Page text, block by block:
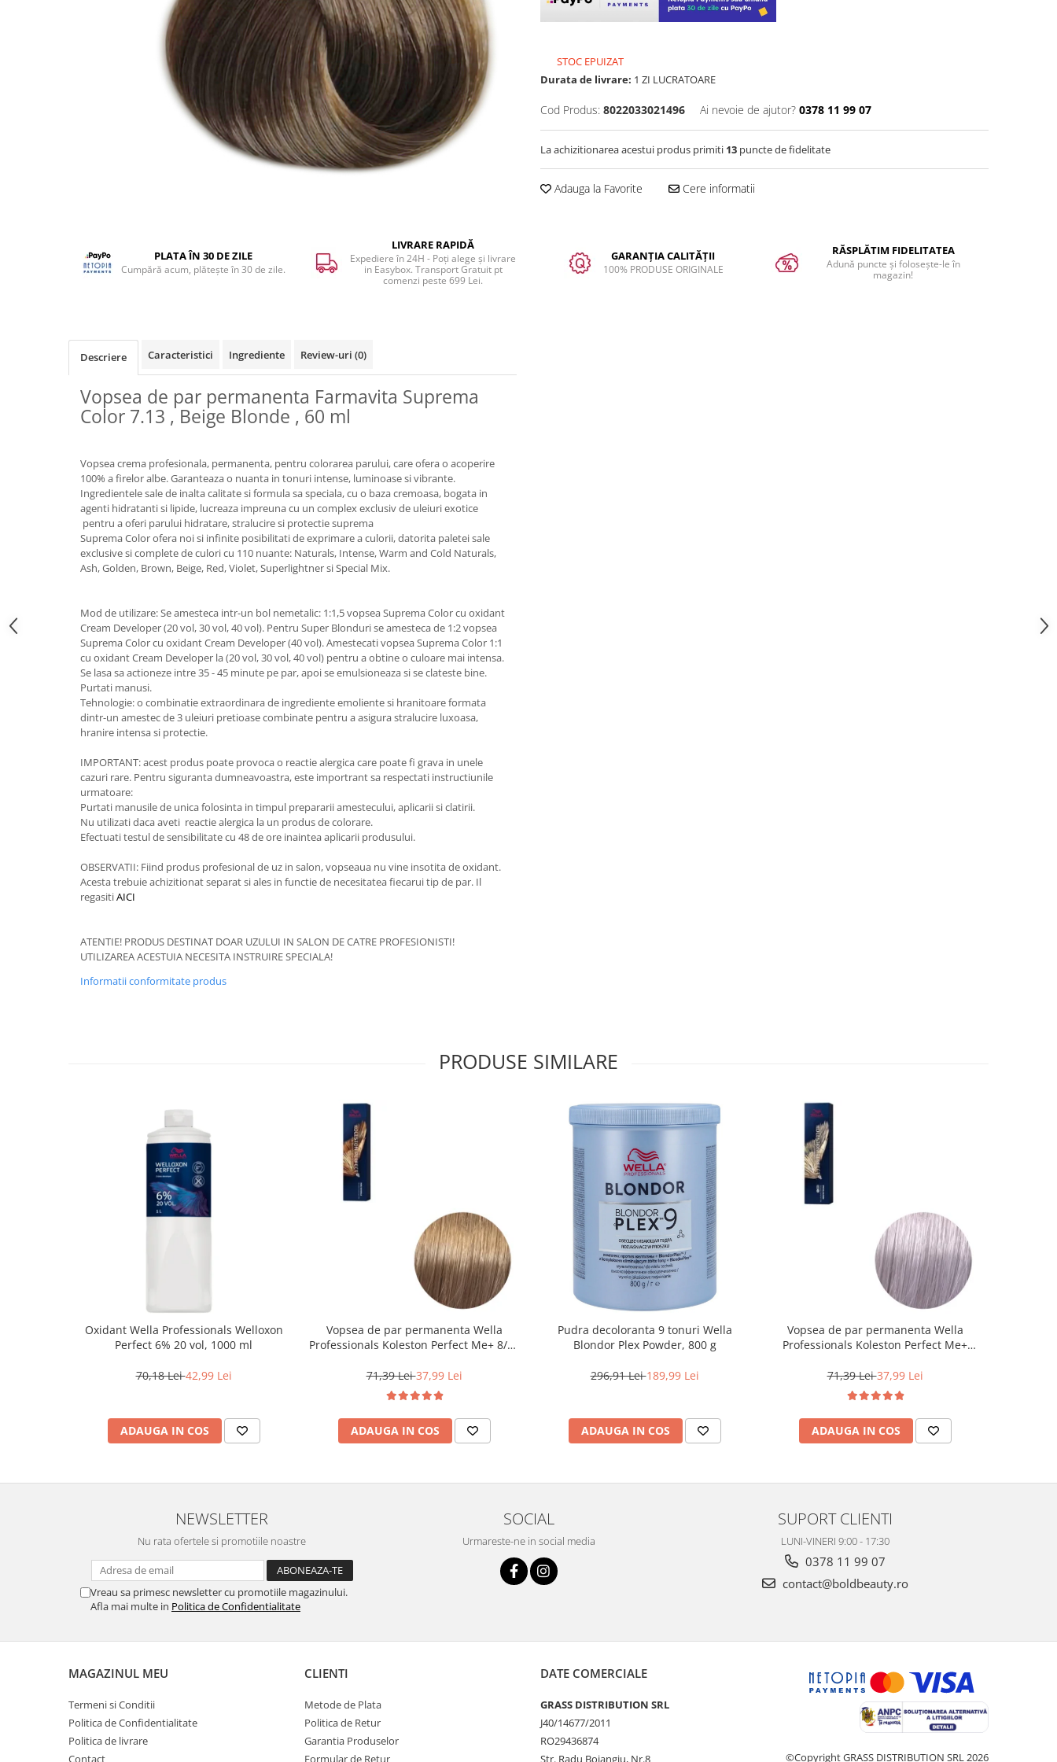
STOC EPUIZAT
Durata de livrare: 1 ZI LUCRATOARE
Cod Produs: 8022033021496 Ai nevoie de ajutor? 0378 11 99 07
La achizitionarea acestui produs primiti 13 puncte de fidelitate
Adauga la Favorite Cere informatii
PLATA ÎN 30 DE ZILE
Cumpără acum, plătește în 30 de zile.
LIVRARE RAPIDĂ
Expediere în 24H - Poți alege și livrare
in Easybox. Transport Gratuit pt
comenzi peste 699 Lei.
GARANȚIA CALITĂȚII
100% PRODUSE ORIGINALE
RĂSPLĂTIM FIDELITATEA
Adună puncte și folosește-le în
magazin!
Descriere Caracteristici Ingrediente Review-uri (0)
Vopsea de par permanenta Farmavita Suprema
Color 7.13 , Beige Blonde , 60 ml
Vopsea crema profesionala, permanenta, pentru colorarea parului, care ofera o acoperire
100% a firelor albe. Garanteaza o nuanta in tonuri intense, luminoase si vibrante.
Ingredientele sale de inalta calitate si formula sa speciala, cu o baza cremoasa, bogata in
agenti hidratanti si lipide, lucreaza impreuna cu un complex exclusiv de uleiuri exotice
pentru a oferi parului hidratare, stralucire si protectie suprema
Suprema Color ofera noi si infinite posibilitati de exprimare a culorii, datorita paletei sale
exclusive si complete de culori cu 110 nuante: Naturals, Intense, Warm and Cold Naturals,
Ash, Golden, Brown, Beige, Red, Violet, Superlightner si Special Mix.
Mod de utilizare: Se amesteca intr-un bol nemetalic: 1:1,5 vopsea Suprema Color cu oxidant
Cream Developer (20 vol, 30 vol, 40 vol). Pentru Super Blonduri se amesteca de 1:2 vopsea
Suprema Color cu oxidant Cream Developer (40 vol). Amestecati vopsea Suprema Color 1:1
cu oxidant Cream Developer la (20 vol, 30 vol, 40 vol) pentru a obtine o culoare mai intensa.
Se lasa sa actioneze intre 35 - 45 minute pe par, apoi se emulsioneaza si se clateste bine.
Purtati manusi.
Tehnologie: o combinatie extraordinara de ingrediente emoliente si hranitoare formata
dintr-un amestec de 3 uleiuri pretioase combinate pentru a asigura stralucire luxoasa,
hranire intensa si protectie.
IMPORTANT: acest produs poate provoca o reactie alergica care poate fi grava in unele
cazuri rare. Pentru siguranta dumneavoastra, este importrant sa respectati instructiunile
urmatoare:
Purtati manusile de unica folosinta in timpul prepararii amestecului, aplicarii si clatirii.
Nu utilizati daca aveti reactie alergica la un produs de colorare.
Efectuati testul de sensibilitate cu 48 de ore inaintea aplicarii produsului.
OBSERVATII: Fiind produs profesional de uz in salon, vopseaua nu vine insotita de oxidant.
Acesta trebuie achizitionat separat si ales in functie de necesitatea fiecarui tip de par. Il
regasitiAICI
ATENTIE! PRODUS DESTINAT DOAR UZULUI IN SALON DE CATRE PROFESIONISTI!
UTILIZAREA ACESTUIA NECESITA INSTRUIRE SPECIALA!
Informatii conformitate produs
PRODUSE SIMILARE
Oxidant Wella Professionals Welloxon
Perfect 6% 20 vol, 1000 ml
70,18 Lei42,99 Lei
ADAUGA IN COS
Vopsea de par permanenta Wella
Professionals Koleston Perfect Me+ 8/0 ,
71,39 Lei37,99 Lei
ADAUGA IN COS
Pudra decoloranta 9 tonuri Wella
Blondor Plex Powder, 800 g
296,91 Lei189,99 Lei
ADAUGA IN COS
Vopsea de par permanenta Wella
Professionals Koleston Perfect Me+
60 ml
71,39 Lei37,99 Lei
ADAUGA IN COS
NEWSLETTER
Nu rata ofertele si promotiile noastre
Vreau sa primesc newsletter cu promotiile magazinului.
Afla mai multe in Politica de Confidentialitate
SOCIAL
Urmareste-ne in social media
SUPORT CLIENTI
LUNI-VINERI 9:00 - 17:30
0378 11 99 07
contact@boldbeauty.ro
MAGAZINUL MEU
Termeni si Conditii
Politica de Confidentialitate
Politica de livrare
CLIENTI
Metode de Plata
Politica de Retur
Garantia Produselor
DATE COMERCIALE
GRASS DISTRIBUTION SRL
J40/14677/2011
RO29436874
©Copyright GRASS DISTRIBUTION SRL 2026